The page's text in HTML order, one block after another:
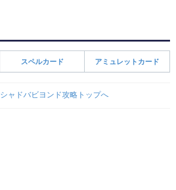
スペルカード アミュレットカード
シャドバビヨンド攻略トップへ